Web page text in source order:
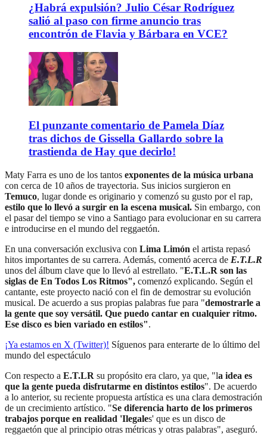
¿Habrá expulsión? Julio César Rodríguez
salió al paso con firme anuncio tras
encontrón de Flavia y Bárbara en VCE?
El punzante comentario de Pamela Díaz
tras dichos de Gissella Gallardo sobre la
trastienda de Hay que decirlo!
Maty Farra es uno de los tantos exponentes de la música urbana
con cerca de 10 años de trayectoria. Sus inicios surgieron en
Temuco, lugar donde es originario y comenzó su gusto por el rap,
estilo que lo llevó a surgir en la escena musical. Sin embargo, con
el pasar del tiempo se vino a Santiago para evolucionar en su carrera
e introducirse en el mundo del reggaetón.
En una conversación exclusiva con Lima Limón el artista repasó
hitos importantes de su carrera. Además, comentó acerca de E.T.L.R
unos del álbum clave que lo llevó al estrellato. "E.T.L.R son las
siglas de En Todos Los Ritmos", comenzó explicando. Según el
cantante, este proyecto nació con el fin de demostrar su evolución
musical. De acuerdo a sus propias palabras fue para "demostrarle a
la gente que soy versátil. Que puedo cantar en cualquier ritmo.
Ese disco es bien variado en estilos".
¡Ya estamos en X (Twitter)! Síguenos para enterarte de lo último del
mundo del espectáculo
Con respecto a E.T.LR su propósito era claro, ya que, "la idea es
que la gente pueda disfrutarme en distintos estilos". De acuerdo
a lo anterior, su reciente propuesta artística es una clara demostración
de un crecimiento artístico. "Se diferencia harto de los primeros
trabajos porque en realidad 'Ilegales' que es un disco de
reggaetón que al principio otras métricas y otras palabras", aseguró.